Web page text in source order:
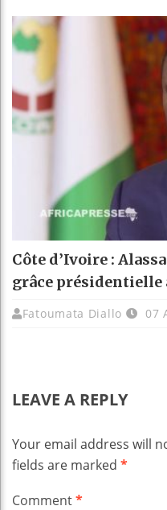
Côte d’Ivoire :
grâce présidentielle
Fatoumata Diallo 07
LEAVE A REPLY
Your email address will
fields are marked *
Comment*